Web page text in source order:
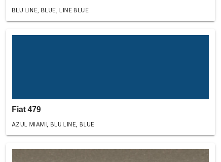
BLU LINE, BLUE, LINE BLUE
Fiat 479
AZUL MIAMI, BLU LINE, BLUE